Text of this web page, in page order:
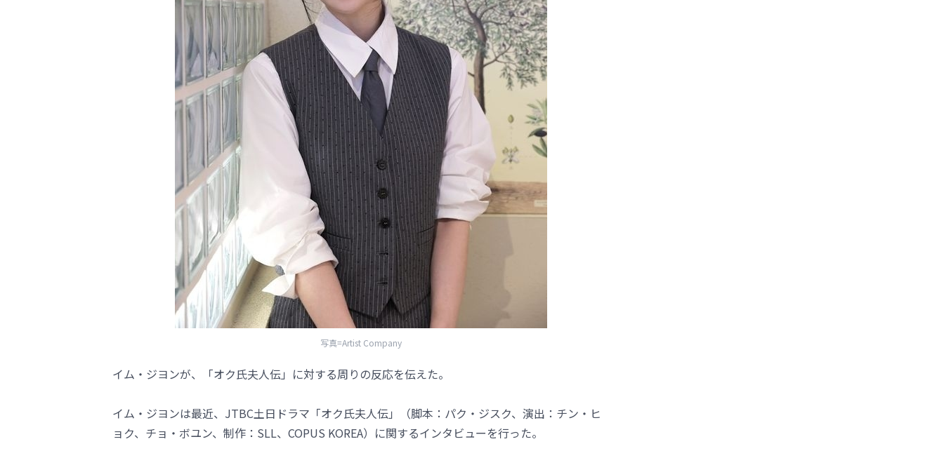
写真=Artist Company
イム・ジヨンが、「オク氏夫人伝」に対する周りの反応を伝えた。
イム・ジヨンは最近、JTBC土日ドラマ「オク氏夫人伝」（脚本：パク・ジスク、演出：チン・ヒ
ョク、チョ・ボユン、制作：SLL、COPUS KOREA）に関するインタビューを行った。